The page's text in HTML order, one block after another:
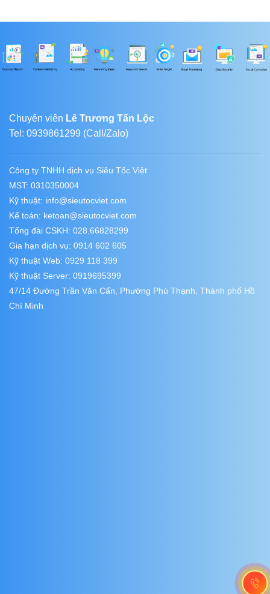
Chuyên viên Lê Trương Tấn Lộc
Tel: 0939861299 (Call/Zalo)
Công ty TNHH dịch vụ Siêu Tốc Việt
MST: 0310350004
Kỹ thuật: info@sieutocviet.com
Kế toán: ketoan@sieutocviet.com
Tổng đài CSKH: 028.66828299
Gia hạn dịch vụ: 0914 602 605
Kỹ thuật Web: 0929 118 399
Kỹ thuật Server: 0919695399
47/14 Đường Trần Văn Cẩn, Phường Phú Thạnh, Thành phố Hồ
Chí Minh